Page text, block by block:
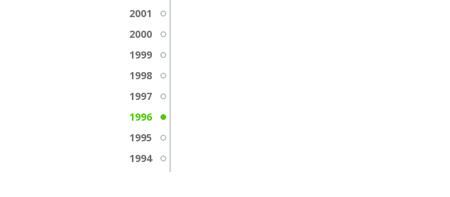
2001
2000
1999
1998
1997
1996
1995
1994